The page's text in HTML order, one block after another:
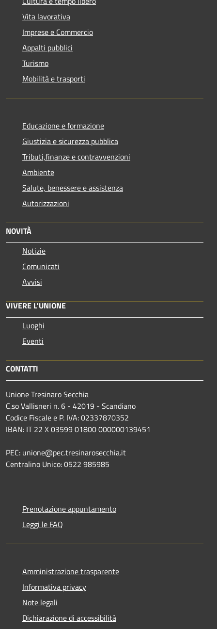
Vita lavorativa
Imprese e Commercio
Appalti pubblici
Turismo
Mobilità e trasporti
Educazione e formazione
Giustizia e sicurezza pubblica
Tributi,finanze e contravvenzioni
Ambiente
Salute, benessere e assistenza
Autorizzazioni
NOVITÀ
Notizie
Comunicati
Avvisi
VIVERE L'UNIONE
Luoghi
Eventi
CONTATTI
Unione Tresinaro Secchia
C.so Vallisneri n. 6 - 42019 - Scandiano
Codice Fiscale e P. IVA: 02337870352
IBAN: IT 22 X 03599 01800 000000139451
PEC: unione@pec.tresinarosecchia.it
Centralino Unico: 0522 985985
Prenotazione appuntamento
Leggi le FAQ
Amministrazione trasparente
Informativa privacy
Note legali
Dichiarazione di accessibilità